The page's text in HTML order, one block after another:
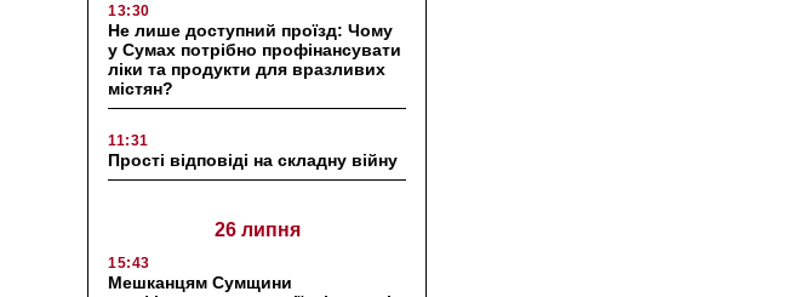
13:30
Не лише доступний проїзд: Чому
у Сумах потрібно профінансувати
ліки та продукти для вразливих
містян?
11:31
Прості відповіді на складну війну
26 липня
15:43
Мешканцям Сумщини